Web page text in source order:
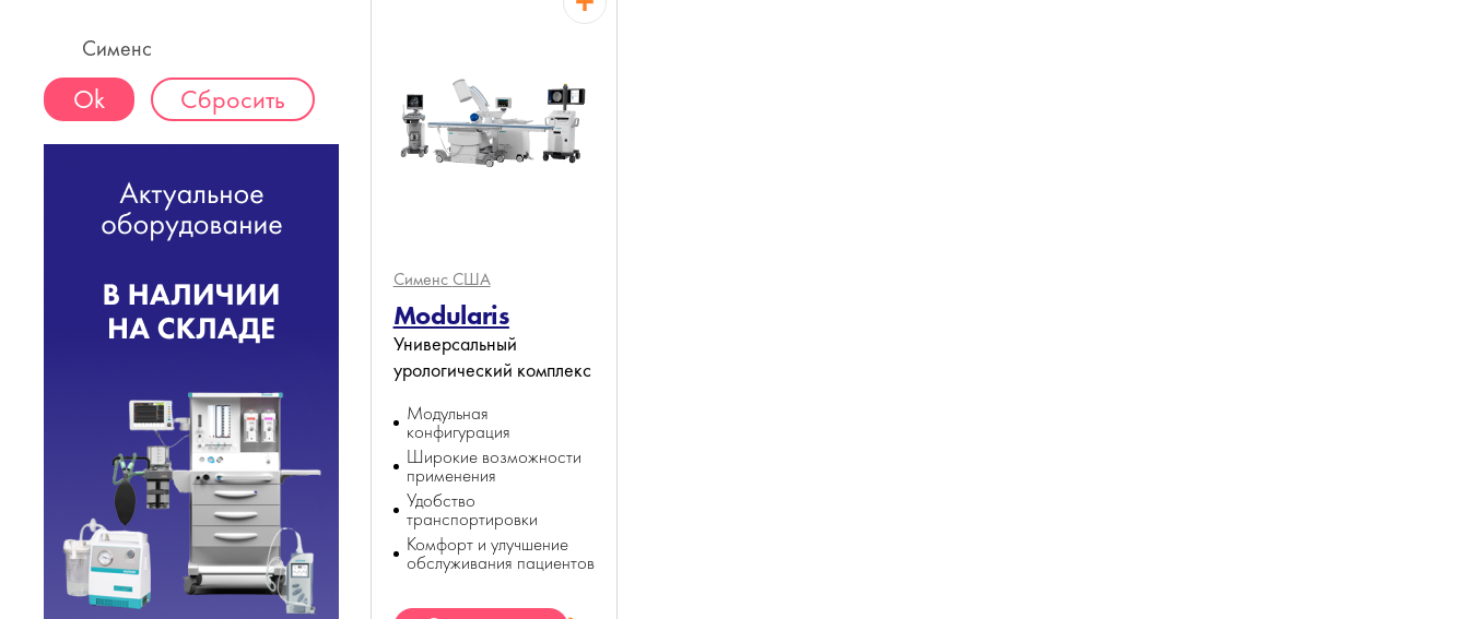
Сименс
Сбросить
Сименс США
Modularis
Универсальный
урологический комплекс
Модульная
конфигурация
Широкие возможности
применения
Удобство
транспортировки
Комфорт и улучшение
обслуживания пациентов